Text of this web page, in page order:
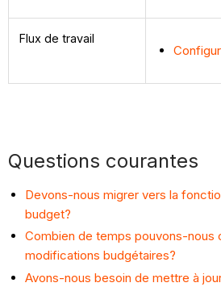
Flux de travail
Questions courantes
Devons-nous migrer vers la
budget?
Combien de temps pouvons-nous
modifications budgétaires?
Avons-nous besoin de mettre à